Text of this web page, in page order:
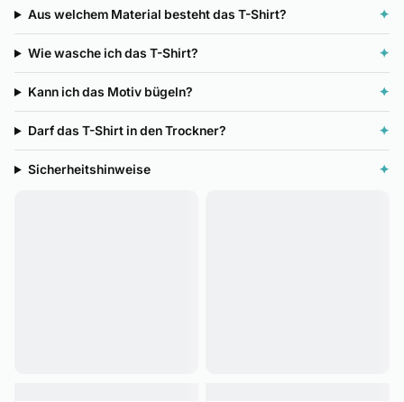
Aus welchem Material besteht das T-Shirt? ✦
Wie wasche ich das T-Shirt? ✦
Kann ich das Motiv bügeln? ✦
Darf das T-Shirt in den Trockner? ✦
Sicherheitshinweise ✦